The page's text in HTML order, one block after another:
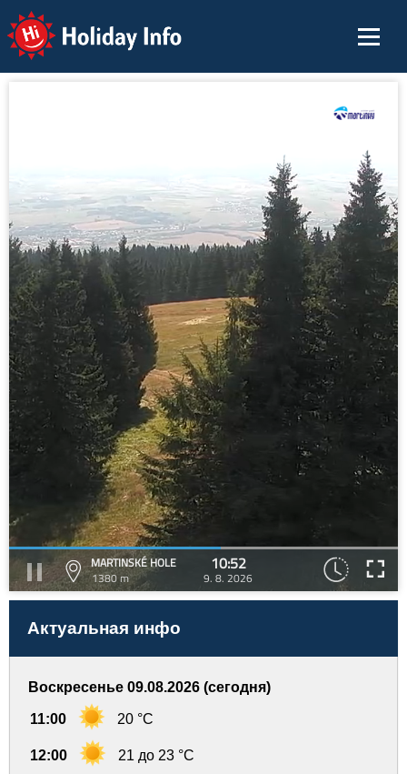
Holiday Info
MARTINSKÉ HOLE
1380 m
10:52
9. 8. 2026
Актуальная инфо
Воскресенье 09.08.2026 (сегодня)
11:00 20 °C
12:00 21 до 23 °C